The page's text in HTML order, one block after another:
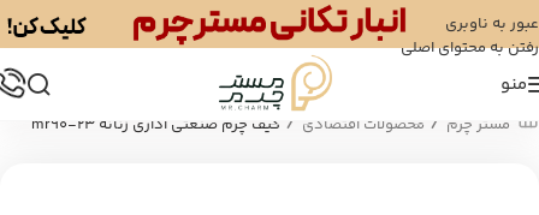
عبور به ناوبری
رفتن به محتوای اصلی
منو
مستر چرم / محصولات اقتصادی / کیف چرم صنعتی اداری زنانه mr90-23